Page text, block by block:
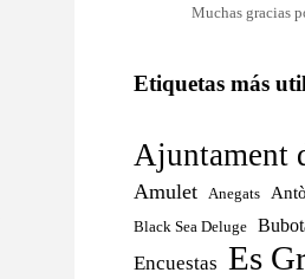
Muchas gracias
Etiquetas más
Ajuntament
Amulet Anegats
Black Sea Deluge
Encuestas Es